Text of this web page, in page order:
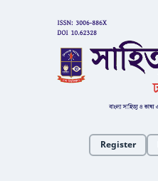
Register